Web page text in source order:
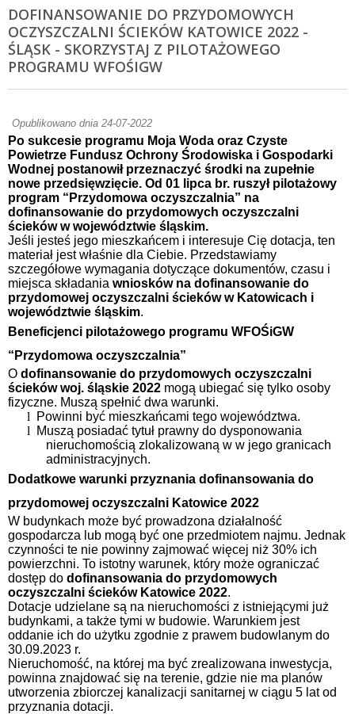
DOFINANSOWANIE DO PRZYDOMOWYCH
OCZYSZCZALNI ŚCIEKÓW KATOWICE 2022 -
ŚLĄSK - SKORZYSTAJ Z PILOTAŻOWEGO
PROGRAMU WFOŚIGW
Opublikowano dnia 24-07-2022
Po sukcesie programu Moja Woda oraz Czyste
Powietrze Fundusz Ochrony Środowiska i Gospodarki
Wodnej postanowił przeznaczyć środki na zupełnie
nowe przedsięwzięcie. Od 01 lipca br. ruszył pilotażowy
program “Przydomowa oczyszczalnia” na
dofinansowanie do przydomowych oczyszczalni
ścieków w województwie śląskim.
Jeśli jesteś jego mieszkańcem i interesuje Cię dotacja, ten
materiał jest właśnie dla Ciebie. Przedstawiamy
szczegółowe wymagania dotyczące dokumentów, czasu i
miejsca składania wniosków na dofinansowanie do
przydomowej oczyszczalni ścieków w Katowicach i
województwie śląskim.
Beneficjenci pilotażowego programu WFOŚiGW
“Przydomowa oczyszczalnia”
O dofinansowanie do przydomowych oczyszczalni
ścieków woj. śląskie 2022 mogą ubiegać się tylko osoby
fizyczne. Muszą spełnić dwa warunki.
l
Powinni być mieszkańcami tego województwa.
l
Muszą posiadać tytuł prawny do dysponowania
nieruchomością zlokalizowaną w w jego granicach
administracyjnych.
Dodatkowe warunki przyznania dofinansowania do
przydomowej oczyszczalni Katowice 2022
W budynkach może być prowadzona działalność
gospodarcza lub mogą być one przedmiotem najmu. Jednak
czynności te nie powinny zajmować więcej niż 30% ich
powierzchni. To istotny warunek, który może ograniczać
dostęp do dofinansowania do przydomowych
oczyszczalni ścieków Katowice 2022.
Dotacje udzielane są na nieruchomości z istniejącymi już
budynkami, a także tymi w budowie. Warunkiem jest
oddanie ich do użytku zgodnie z prawem budowlanym do
30.09.2023 r.
Nieruchomość, na której ma być zrealizowana inwestycja,
powinna znajdować się na terenie, gdzie nie ma planów
utworzenia zbiorczej kanalizacji sanitarnej w ciągu 5 lat od
przyznania dotacji.